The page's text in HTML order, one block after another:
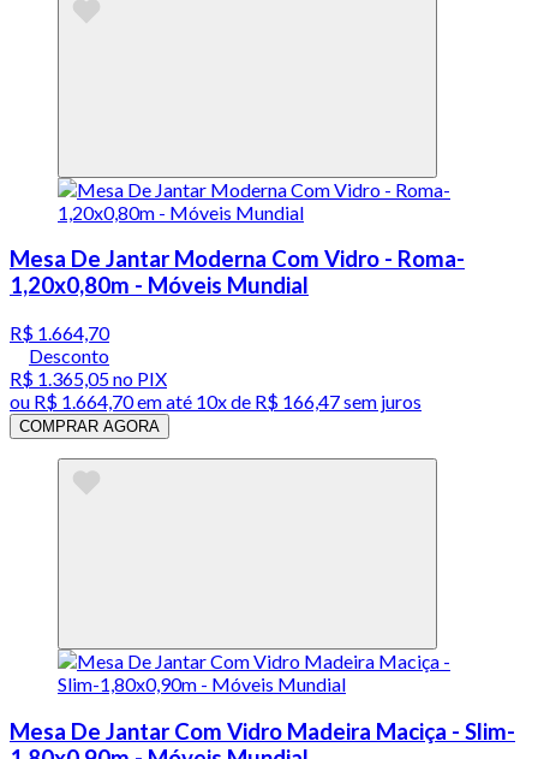
Mesa De Jantar Moderna Com Vidro - Roma-
1,20x0,80m - Móveis Mundial
R$ 1.664,70
Desconto
R$ 1.365,05no PIX
ou R$ 1.664,70em até 10x de R$ 166,47 sem juros
COMPRAR AGORA
Mesa De Jantar Com Vidro Madeira Maciça - Slim-